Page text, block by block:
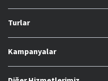
Turlar
Kampanyalar